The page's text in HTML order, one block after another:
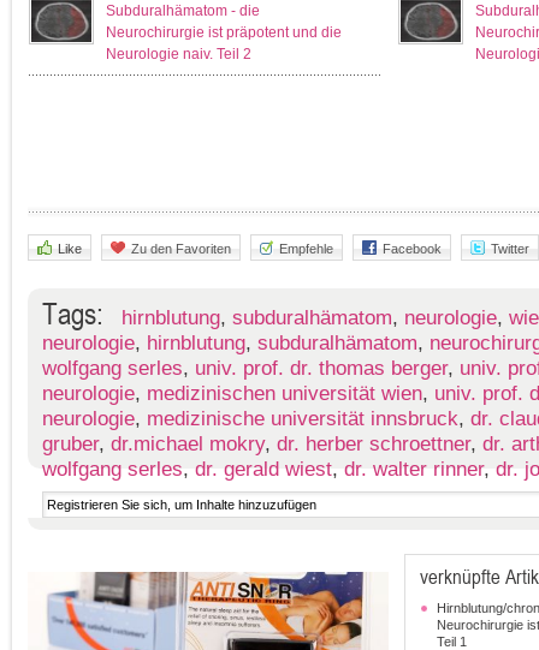
Subduralhämatom - die
Neurochirurgie ist präpotent und die
Neurologie naiv. Teil 2
Like Zu den Favoriten Empfehle Facebook Twitter
Tags: hirnblutung, subduralhämatom, neurologie,
neurologie, hirnblutung, subduralhämatom,
wolfgang serles, univ. prof. dr. thomas berger, univ.
neurologie, medizinischen universität wien, univ. prof.
neurologie, medizinische universität innsbruck, dr.
gruber, dr.michael mokry, dr. herber schroettner, dr.
wolfgang serles, dr. gerald wiest, dr. walter rinner, dr.
verknüpfte
Hirnblutung/
Neurochirurgie
Teil 1